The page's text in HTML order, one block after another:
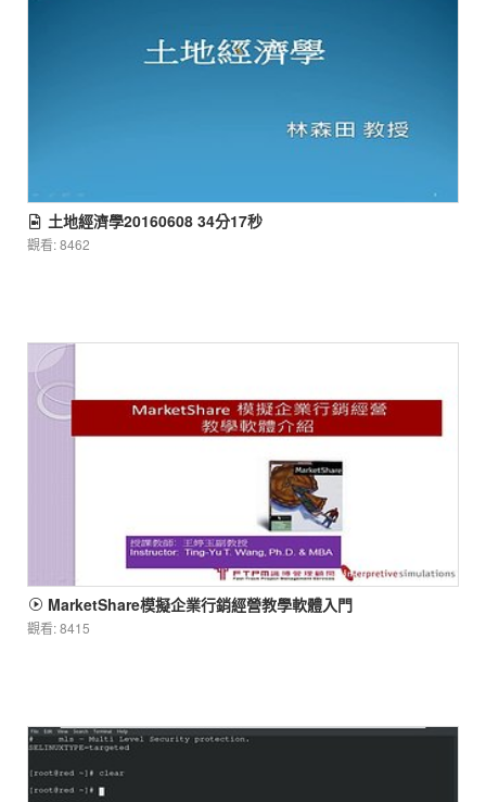
土地經濟學20160608 34分17秒
觀看: 8462
MarketShare模擬企業行銷經營教學軟體入門
觀看: 8415